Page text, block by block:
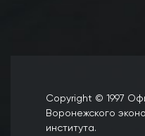
Copyright © 1997
Воронежского
института.